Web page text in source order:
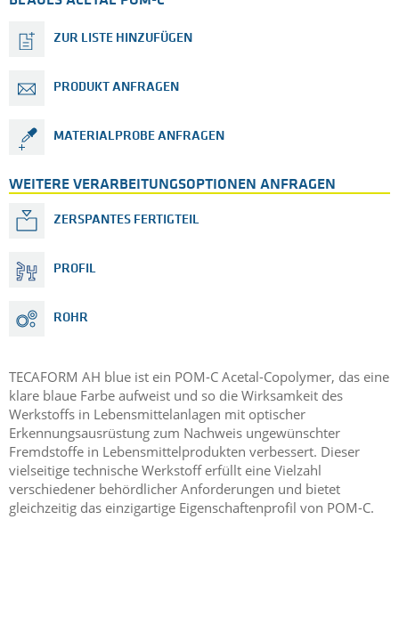
ZUR LISTE HINZUFÜGEN
PRODUKT ANFRAGEN
MATERIALPROBE ANFRAGEN
WEITERE VERARBEITUNGSOPTIONEN ANFRAGEN
ZERSPANTES FERTIGTEIL
PROFIL
ROHR
TECAFORM AH blue ist ein POM-C Acetal-Copolymer, das eine
klare blaue Farbe aufweist und so die Wirksamkeit des
Werkstoffs in Lebensmittelanlagen mit optischer
Erkennungsausrüstung zum Nachweis ungewünschter
Fremdstoffe in Lebensmittelprodukten verbessert. Dieser
vielseitige technische Werkstoff erfüllt eine Vielzahl
verschiedener behördlicher Anforderungen und bietet
gleichzeitig das einzigartige Eigenschaftenprofil von POM-C.